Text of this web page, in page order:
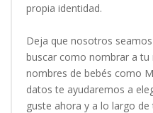
propia identidad.
Deja que nosotros
buscar como nombrar a tu
nombres de bebés como
datos te ayudaremos a
guste ahora y a lo largo